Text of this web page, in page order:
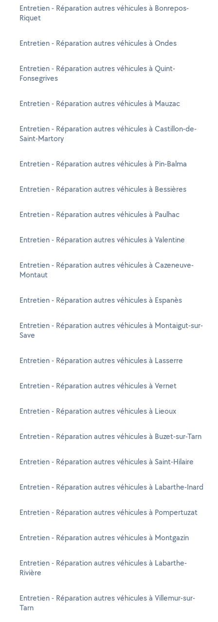
Entretien - Réparation autres véhicules à Bonrepos-
Riquet
Entretien - Réparation autres véhicules à Ondes
Entretien - Réparation autres véhicules à Quint-
Fonsegrives
Entretien - Réparation autres véhicules à Mauzac
Entretien - Réparation autres véhicules à Castillon-de-
Saint-Martory
Entretien - Réparation autres véhicules à Pin-Balma
Entretien - Réparation autres véhicules à Bessières
Entretien - Réparation autres véhicules à Paulhac
Entretien - Réparation autres véhicules à Valentine
Entretien - Réparation autres véhicules à Cazeneuve-
Montaut
Entretien - Réparation autres véhicules à Espanès
Entretien - Réparation autres véhicules à Montaigut-sur-
Save
Entretien - Réparation autres véhicules à Lasserre
Entretien - Réparation autres véhicules à Vernet
Entretien - Réparation autres véhicules à Lieoux
Entretien - Réparation autres véhicules à Buzet-sur-Tarn
Entretien - Réparation autres véhicules à Saint-Hilaire
Entretien - Réparation autres véhicules à Labarthe-Inard
Entretien - Réparation autres véhicules à Pompertuzat
Entretien - Réparation autres véhicules à Montgazin
Entretien - Réparation autres véhicules à Labarthe-
Rivière
Entretien - Réparation autres véhicules à Villemur-sur-
Tarn